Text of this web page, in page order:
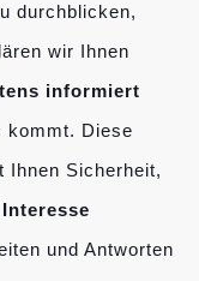
durchblicken,
wir Ihnen
informiert
kommt. Diese
Ihnen Sicherheit,
und Antworten